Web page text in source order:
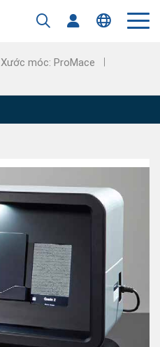
Xước móc: ProMace